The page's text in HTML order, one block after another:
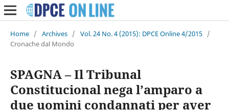
Home / Archives / Vol. 24 No. 4 (2015): DPCE Online 4/2015 /
Cronache dal Mondo
SPAGNA – Il Tribunal
Constitucional nega l’amparo a
due uomini condannati per aver